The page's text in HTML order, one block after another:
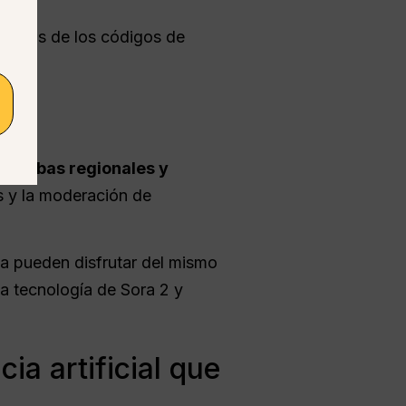
de los códigos de
pruebas regionales y
y la moderación de
pueden disfrutar del mismo
tecnología de Sora 2 y
artificial que